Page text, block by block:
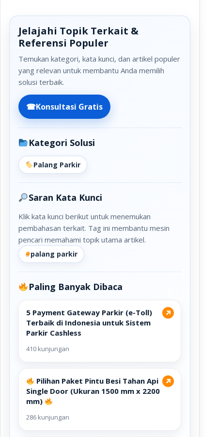
Jelajahi Topik Terkait &
Referensi Populer
Temukan kategori, kata kunci, dan artikel populer
yang relevan untuk membantu Anda memilih
solusi terbaik.
☎Konsultasi Gratis
Kategori Solusi
Palang Parkir
Saran Kata Kunci
Klik kata kunci berikut untuk menemukan
pembahasan terkait. Tag ini membantu mesin
pencari memahami topik utama artikel.
#palang parkir
Paling Banyak Dibaca
↗
5 Payment Gateway Parkir (e-Toll)
Terbaik di Indonesia untuk Sistem
Parkir Cashless
410 kunjungan
↗
Pilihan Paket Pintu Besi Tahan Api
Single Door (Ukuran 1500 mm x 2200
mm)
286 kunjungan